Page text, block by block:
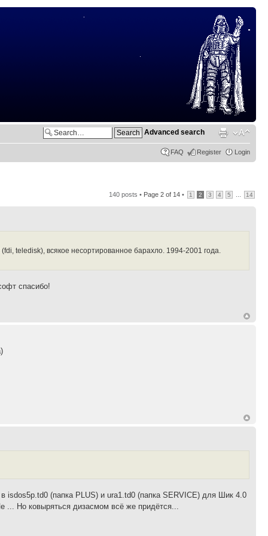
Advanced search
FAQ Register Login
140 posts • Page 2 of 14 • 1 2 3 4 5 14
teledisk), всякое несортированное барахло. 1994-2001 года.
спасибо!
isdos5p.td0 (папка PLUS) и ura1.td0 (папка SERVICE) для Шик 4.0
... Но ковыряться дизасмом всё же придётся...